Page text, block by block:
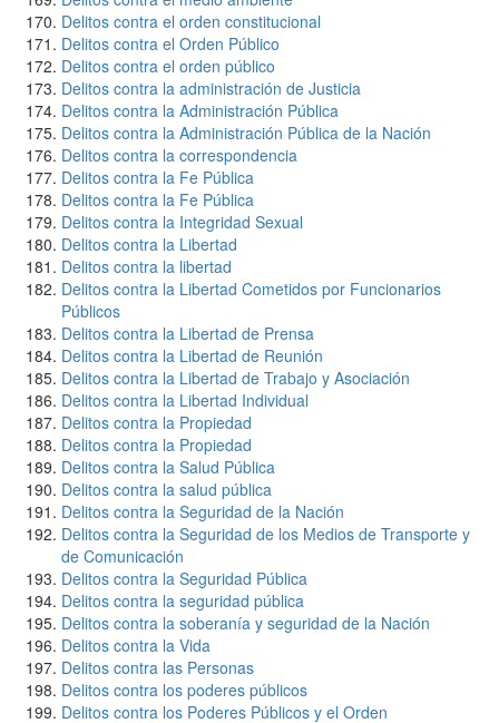
Delitos contra el orden constitucional
Delitos contra el Orden Público
Delitos contra el orden público
Delitos contra la administración de Justicia
Delitos contra la Administración Pública
Delitos contra la Administración Pública de la Nación
Delitos contra la correspondencia
Delitos contra la Fe Pública
Delitos contra la Fe Pública
Delitos contra la Integridad Sexual
Delitos contra la Libertad
Delitos contra la libertad
Delitos contra la Libertad Cometidos por Funcionarios
Públicos
Delitos contra la Libertad de Prensa
Delitos contra la Libertad de Reunión
Delitos contra la Libertad de Trabajo y Asociación
Delitos contra la Libertad Individual
Delitos contra la Propiedad
Delitos contra la Propiedad
Delitos contra la Salud Pública
Delitos contra la salud pública
Delitos contra la Seguridad de la Nación
Delitos contra la Seguridad de los Medios de Transporte y
de Comunicación
Delitos contra la Seguridad Pública
Delitos contra la seguridad pública
Delitos contra la soberanía y seguridad de la Nación
Delitos contra la Vida
Delitos contra las Personas
Delitos contra los poderes públicos
Delitos contra los Poderes Públicos y el Orden